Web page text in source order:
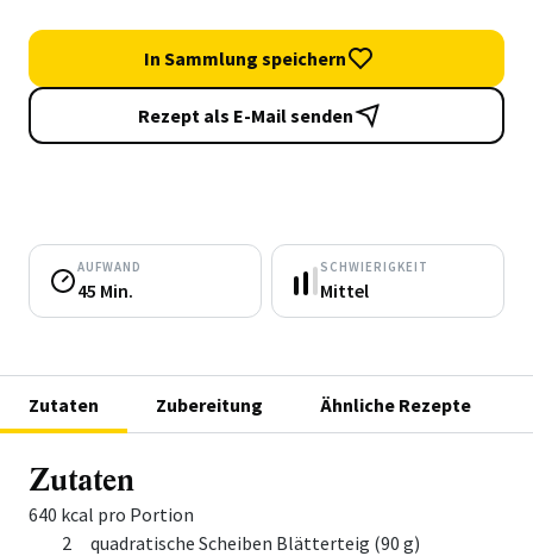
In Sammlung speichern
Rezept als E-Mail senden
AUFWAND
45 Min.
SCHWIERIGKEIT
Mittel
Zutaten Zubereitung Ähnliche Rezepte
Zutaten
640 kcal pro Portion
Menge
Zutat
2
quadratische Scheiben Blätterteig (90 g)